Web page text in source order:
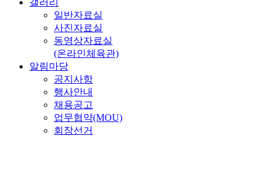
갤러리
일반자료실
사진자료실
동영상자료실
(온라인체육관)
알림마당
공지사항
행사안내
채용공고
업무협약(MOU)
회장선거